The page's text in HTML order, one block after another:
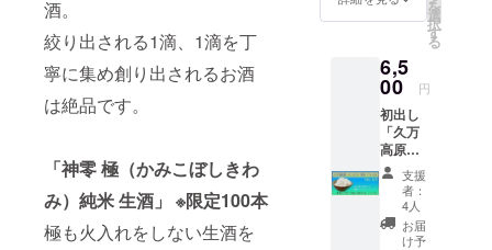
酒。
絞り出される1滴、1滴を丁
寧に集め創り出されるお酒
は絶品です。
「神零 極（かみこぼしきわ
み）純米 生酒」 ※限定100本
極も火入れをしない生酒を
購入の
証
NFT保
有特
典：期
間中保
有者
は、神
零リ
ピート
購入 5%
酒本来
のお米
いをダ
イレク
トにお
届けで
きる
「生
酒」で
バリン
※発送送
料と消
費税が
含まれ
ており
ます カ
ムイ
バース
に登場
するお
酒「神
を
選
択
す
る
6,5
00 円
初出し
「久万
高原
産 コ
シヒカ
リ 新米
カムイ
米 10Kg
支援
者：
4人
お届
け予